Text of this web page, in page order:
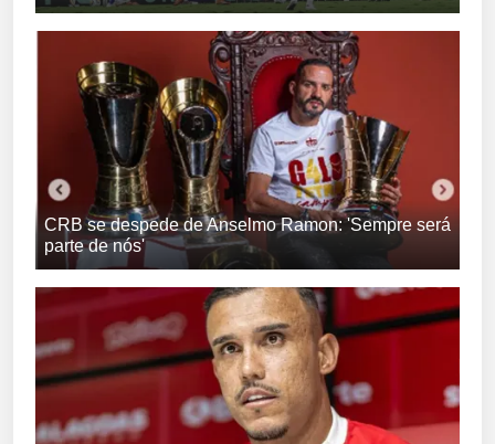
CRB se despede de Anselmo Ramon: 'Sempre será
parte de nós'